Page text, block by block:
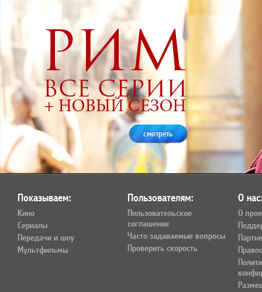
смотреть
Показываем:
Кино
Сериалы
Передачи и шоу
Мультфильмы
Пользователям:
Пользовательское
соглашение
Часто задаваемые вопросы
Проверить скорость
О
О